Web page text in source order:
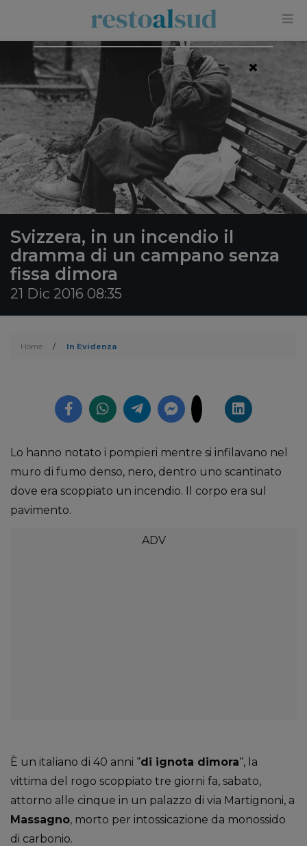
Svizzera, in un incendio il
dramma di un campano senza
fissa dimora
21 Dic 2016 08:35
Home / In Evidenza
Lo hanno notato i pompieri mentre si infilavano nel
muro di fumo denso, nero, dentro uno scantinato
dove era scoppiato un incendio. Il corpo era sul
pavimento.
È un italiano di 40 anni “di ignota dimora“, la
vittima del rogo scoppiato tre giorni fa, sabato,
attorno alle cinque in un palazzo di via Martignoni, a
Massagno, morto per intossicazione da monossido
di carbonio.
×